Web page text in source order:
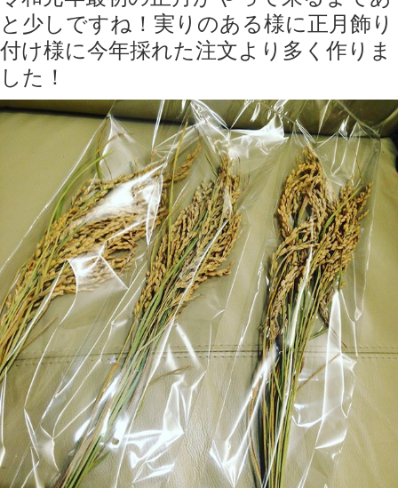
と少しですね！実りのある様に正月飾り
付け様に今年採れた注文より多く作りま
した！